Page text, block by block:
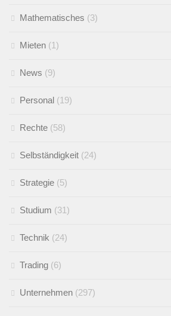
Mathematisches (3)
Mieten (1)
News (9)
Personal (19)
Rechte (58)
Selbständigkeit (24)
Strategie (5)
Studium (31)
Technik (24)
Trading (6)
Unternehmen (297)